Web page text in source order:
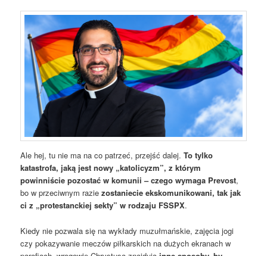
Ale hej, tu nie ma na co patrzeć, przejść dalej.To tylko
katastrofa, jaką jest nowy „katolicyzm”, z którym
powinniście pozostać w komunii – czego wymaga Prevost,
bo w przeciwnym raziezostaniecie ekskomunikowani, tak jak
ci z „protestanckiej sekty” w rodzaju FSSPX.
Kiedy nie pozwala się na wykłady muzułmańskie, zajęcia jogi
czy pokazywanie meczów piłkarskich na dużych ekranach w